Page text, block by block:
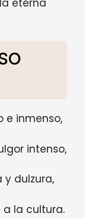
e inmenso,
intenso,
dulzura,
la cultura.